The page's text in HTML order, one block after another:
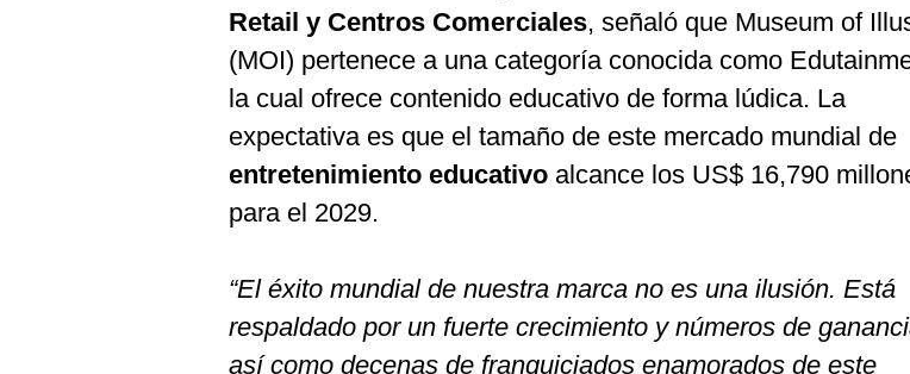
Retail y Centros Comerciales, señaló que Museum of
(MOI) pertenece a una categoría conocida como
la cual ofrece contenido educativo de forma lúdica. La
expectativa es que el tamaño de este mercado mundial de
entretenimiento educativo alcance los US$ 16,790
para el 2029.
“El éxito mundial de nuestra marca no es una ilusión. Está
respaldado por un fuerte crecimiento y números de
así como decenas de franquiciados enamorados de este